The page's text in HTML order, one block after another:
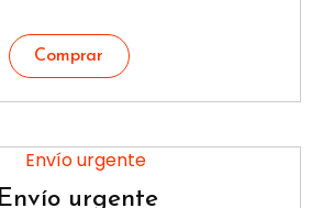
Envío urgente